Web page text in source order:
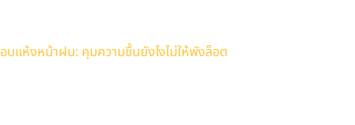
อบแห้งหน้าฝน: คุมความชื้นยังไงไม่ให้พังล็อต